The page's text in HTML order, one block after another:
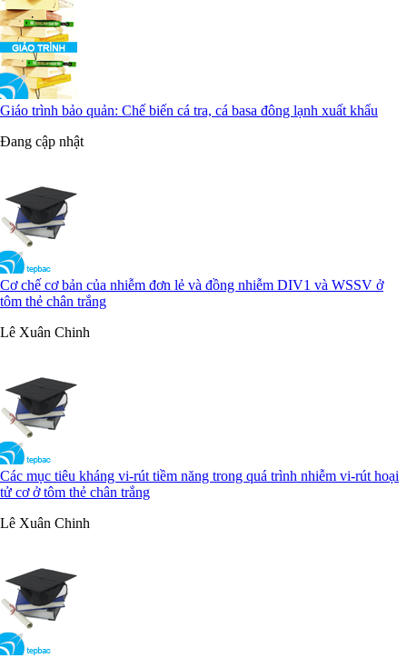
Giáo trình bảo quản: Chế biến cá tra, cá basa đông lạnh xuất khẩu
Đang cập nhật
Cơ chế cơ bản của nhiễm đơn lẻ và đồng nhiễm DIV1 và WSSV ở
tôm thẻ chân trắng
Lê Xuân Chinh
Các mục tiêu kháng vi-rút tiềm năng trong quá trình nhiễm vi-rút hoại
tử cơ ở tôm thẻ chân trắng
Lê Xuân Chinh